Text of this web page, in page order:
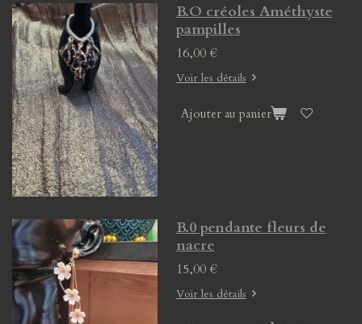
B.O créoles Améthyste
pampilles
16,00 €
Voir les détails
Ajouter au panier
B.0 pendante fleurs de
nacre
15,00 €
Voir les détails